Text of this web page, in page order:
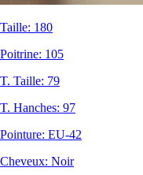
Taille: 180
Poitrine: 105
T. Taille: 79
T. Hanches: 97
Pointure: EU-42
Cheveux: Noir